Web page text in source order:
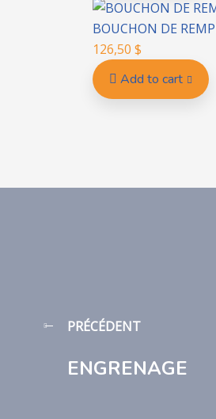
BOUCHON DE
126,50 $
Add to cart
PRÉCÉDENT
ENGRENAGE